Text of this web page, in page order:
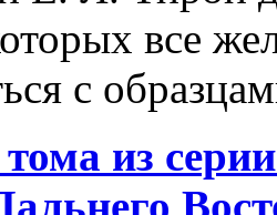
все
с
из